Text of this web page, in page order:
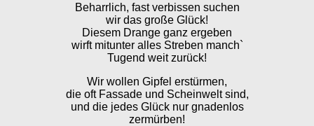
Beharrlich, fast verbissen suchen
wir das große Glück!
Diesem Drange ganz ergeben
wirft mitunter alles Streben manch`
Tugend weit zurück!
Wir wollen Gipfel erstürmen,
die oft Fassade und Scheinwelt sind,
und die jedes Glück nur gnadenlos
zermürben!